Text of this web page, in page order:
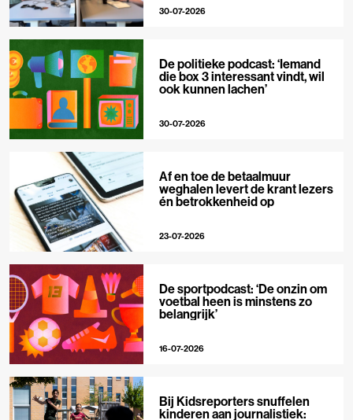
30-07-2026
De politieke podcast: ‘Iemand
die box 3 interessant vindt, wil
ook kunnen lachen’
30-07-2026
Af en toe de betaalmuur
weghalen levert de krant lezers
én betrokkenheid op
23-07-2026
De sportpodcast: ‘De onzin om
voetbal heen is minstens zo
belangrijk’
16-07-2026
Bij Kidsreporters snuffelen
kinderen aan journalistiek: